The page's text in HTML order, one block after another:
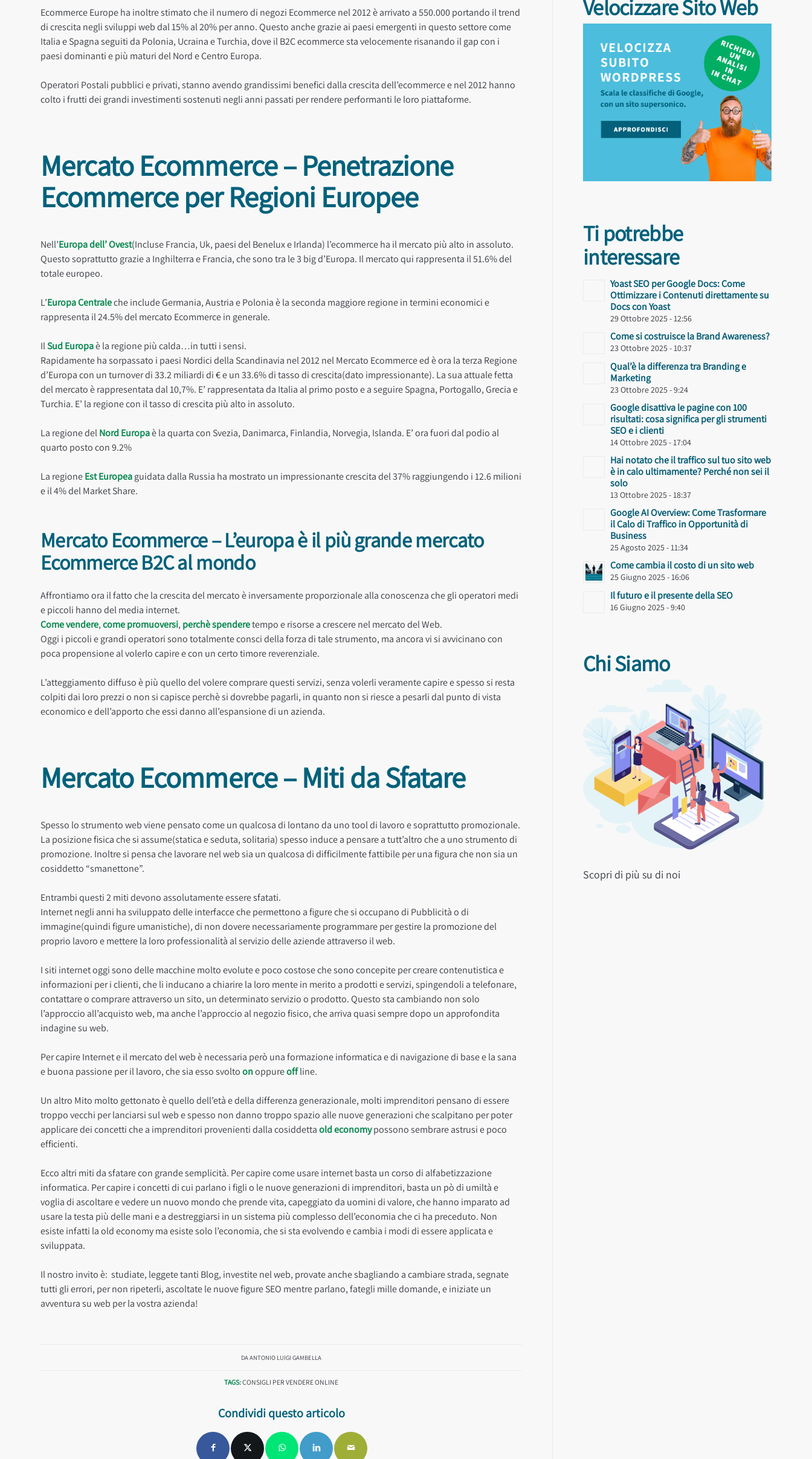
Ecommerce Europe ha inoltre stimato che il numero di negozi Ecommerce nel 2012 è arrivato a 550.000 portando il trend
di crescita negli sviluppi web dal 15% al 20% per anno. Questo anche grazie ai paesi emergenti in questo settore come
Italia e Spagna seguiti da Polonia, Ucraina e Turchia, dove il B2C ecommerce sta velocemente risanando il gap con i
paesi dominanti e più maturi del Nord e Centro Europa.
Operatori Postali pubblici e privati, stanno avendo grandissimi benefici dalla crescita dell’ecommerce e nel 2012 hanno
colto i frutti dei grandi investimenti sostenuti negli anni passati per rendere performanti le loro piattaforme.
Mercato Ecommerce – Penetrazione
Ecommerce per Regioni Europee
Nell’Europa dell’ Ovest(Incluse Francia, Uk, paesi del Benelux e Irlanda) l’ecommerce ha il mercato più alto in assoluto.
Questo soprattutto grazie a Inghilterra e Francia, che sono tra le 3 big d’Europa. Il mercato qui rappresenta il 51.6% del
totale europeo.
L’Europa Centraleche include Germania, Austria e Polonia è la seconda maggiore regione in termini economici e
rappresenta il 24.5% del mercato Ecommerce in generale.
IlSud Europaè la regione più calda…in tutti i sensi.
Rapidamente ha sorpassato i paesi Nordici della Scandinavia nel 2012 nel Mercato Ecommerce ed è ora la terza Regione
d’Europa con un turnover di 33.2 miliardi di € e un 33.6% di tasso di crescita(dato impressionante). La sua attuale fetta
del mercato è rappresentata dal 10,7%. E’ rappresentata da Italia al primo posto e a seguire Spagna, Portogallo, Grecia e
Turchia. E’ la regione con il tasso di crescita più alto in assoluto.
La regione delNord Europaè la quarta con Svezia, Danimarca, Finlandia, Norvegia, Islanda. E’ ora fuori dal podio al
quarto posto con 9.2%
La regioneEst Europeaguidata dalla Russia ha mostrato un impressionante crescita del 37% raggiungendo i 12.6 milioni
e il 4% del Market Share.
Mercato Ecommerce – L’europa è il più grande mercato
Ecommerce B2C al mondo
Affrontiamo ora il fatto che la crescita del mercato è inversamente proporzionale alla conoscenza che gli operatori medi
e piccoli hanno del media internet.
Come vendere,come promuoversi, perchè spenderetempo e risorse a crescere nel mercato del Web.
Oggi i piccoli e grandi operatori sono totalmente consci della forza di tale strumento, ma ancora vi si avvicinano con
poca propensione al volerlo capire e con un certo timore reverenziale.
L’atteggiamento diffuso è più quello del volere comprare questi servizi, senza volerli veramente capire e spesso si resta
colpiti dai loro prezzi o non si capisce perchè si dovrebbe pagarli, in quanto non si riesce a pesarli dal punto di vista
economico e dell’apporto che essi danno all’espansione di un azienda.
Mercato Ecommerce – Miti da Sfatare
Spesso lo strumento web viene pensato come un qualcosa di lontano da uno tool di lavoro e soprattutto promozionale.
La posizione fisica che si assume(statica e seduta, solitaria) spesso induce a pensare a tutt’altro che a uno strumento di
promozione. Inoltre si pensa che lavorare nel web sia un qualcosa di difficilmente fattibile per una figura che non sia un
cosiddetto “smanettone”.
Entrambi questi 2 miti devono assolutamente essere sfatati.
Internet negli anni ha sviluppato delle interfacce che permettono a figure che si occupano di Pubblicità o di
immagine(quindi figure umanistiche), di non dovere necessariamente programmare per gestire la promozione del
proprio lavoro e mettere la loro professionalità al servizio delle aziende attraverso il web.
I siti internet oggi sono delle macchine molto evolute e poco costose che sono concepite per creare contenutistica e
informazioni per i clienti, che li inducano a chiarire la loro mente in merito a prodotti e servizi, spingendoli a telefonare,
contattare o comprare attraverso un sito, un determinato servizio o prodotto. Questo sta cambiando non solo
l’approccio all’acquisto web, ma anche l’approccio al negozio fisico, che arriva quasi sempre dopo un approfondita
indagine su web.
Per capire Internet e il mercato del web è necessaria però una formazione informatica e di navigazione di base e la sana
e buona passione per il lavoro, che sia esso svoltoonoppureoffline.
Un altro Mito molto gettonato è quello dell’età e della differenza generazionale, molti imprenditori pensano di essere
troppo vecchi per lanciarsi sul web e spesso non danno troppo spazio alle nuove generazioni che scalpitano per poter
applicare dei concetti che a imprenditori provenienti dalla cosiddettaold economypossono sembrare astrusi e poco
efficienti.
Ecco altri miti da sfatare con grande semplicità. Per capire come usare internet basta un corso di alfabetizzazione
informatica. Per capire i concetti di cui parlano i figli o le nuove generazioni di imprenditori, basta un pò di umiltà e
voglia di ascoltare e vedere un nuovo mondo che prende vita, capeggiato da uomini di valore, che hanno imparato ad
usare la testa più delle mani e a destreggiarsi in un sistema più complesso dell’economia che ci ha preceduto. Non
esiste infatti la old economy ma esiste solo l’economia, che si sta evolvendo e cambia i modi di essere applicata e
sviluppata.
Il nostro invito è: studiate, leggete tanti Blog, investite nel web, provate anche sbagliando a cambiare strada, segnate
tutti gli errori, per non ripeterli, ascoltate le nuove figure SEO mentre parlano, fategli mille domande, e iniziate un
avventura su web per la vostra azienda!
DAANTONIO LUIGI GAMBELLA
TAGS:CONSIGLI PER VENDERE ONLINE
Condividi questo articolo
Velocizzare Sito Web
Ti potrebbe
interessare
Yoast SEO per Google Docs: Come
Ottimizzare i Contenuti direttamente su
Docs con Yoast
29 Ottobre 2025 - 12:56
Come si costruisce la Brand Awareness?
23 Ottobre 2025 - 10:37
Qual’è la differenza tra Branding e
Marketing
23 Ottobre 2025 - 9:24
Google disattiva le pagine con 100
risultati: cosa significa per gli strumenti
SEO e i clienti
14 Ottobre 2025 - 17:04
Hai notato che il traffico sul tuo sito web
è in calo ultimamente? Perché non sei il
solo
13 Ottobre 2025 - 18:37
Google AI Overview: Come Trasformare
il Calo di Traffico in Opportunità di
Business
25 Agosto 2025 - 11:34
Come cambia il costo di un sito web
25 Giugno 2025 - 16:06
Il futuro e il presente della SEO
16 Giugno 2025 - 9:40
Chi Siamo
Scopri di più su di noi